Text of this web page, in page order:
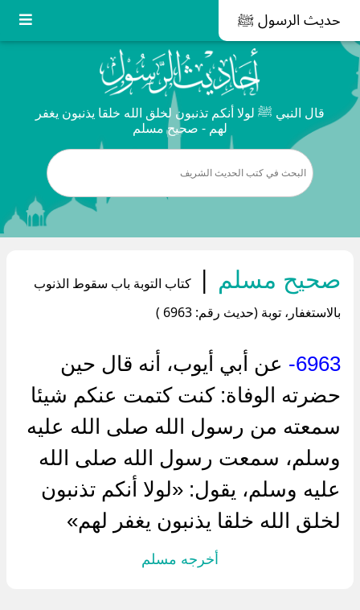
حديث الرسول ﷺ
قال النبي ﷺ لولا أنكم تذنبون لخلق الله خلقا يذنبون يغفر
لهم - صحيح مسلم
صحيح مسلم |
كتاب التوبة باب سقوط الذنوب
بالاستغفار، توبة (حديث رقم: 6963 )
6963-
عن أبي أيوب، أنه قال حين
حضرته الوفاة: كنت كتمت عنكم شيئا
سمعته من رسول الله صلى الله عليه
وسلم، سمعت رسول الله صلى الله
عليه وسلم، يقول: «لولا أنكم تذنبون
لخلق الله خلقا يذنبون يغفر لهم»
أخرجه مسلم